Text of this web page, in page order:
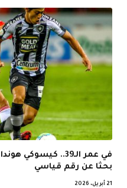
في عمر الـ39..
بحثا عن رقم قياسي
21 أبريل، 2026